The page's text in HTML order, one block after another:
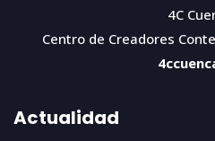
4C
Centro de Creadores
Actualidad